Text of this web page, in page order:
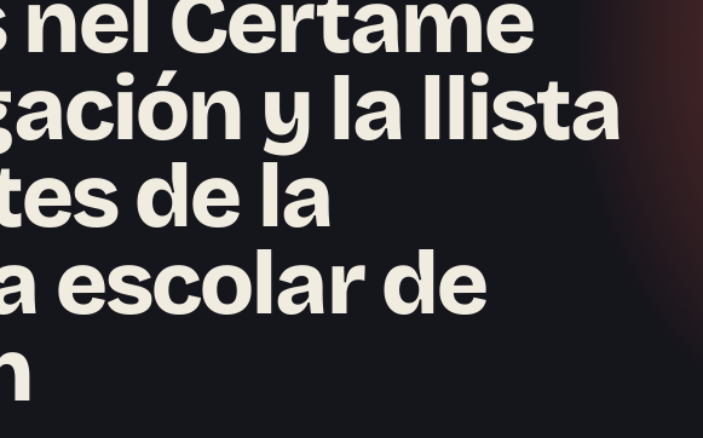
Certame
y la llista
de la
escolar de